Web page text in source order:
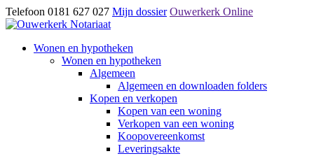
Telefoon 0181 627 027 Mijn dossier Ouwerkerk Online
Wonen en hypotheken
Wonen en hypotheken
Algemeen
Algemeen en downloaden folders
Kopen en verkopen
Kopen van een woning
Verkopen van een woning
Koopovereenkomst
Leveringsakte